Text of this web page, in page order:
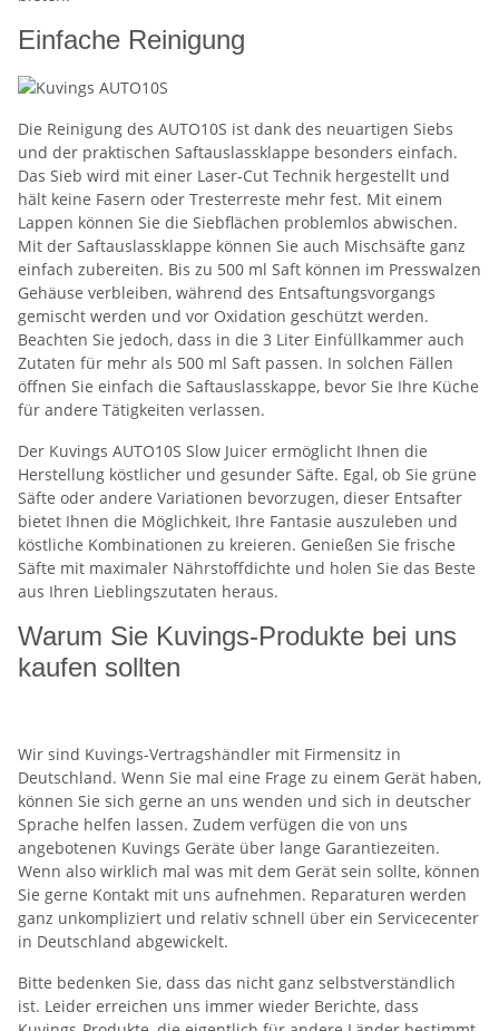
Einfache Reinigung
Die Reinigung des AUTO10S ist dank des neuartigen Siebs
und der praktischen Saftauslassklappe besonders einfach.
Das Sieb wird mit einer Laser-Cut Technik hergestellt und
hält keine Fasern oder Tresterreste mehr fest. Mit einem
Lappen können Sie die Siebflächen problemlos abwischen.
Mit der Saftauslassklappe können Sie auch Mischsäfte ganz
einfach zubereiten. Bis zu 500 ml Saft können im Presswalzen
Gehäuse verbleiben, während des Entsaftungsvorgangs
gemischt werden und vor Oxidation geschützt werden.
Beachten Sie jedoch, dass in die 3 Liter Einfüllkammer auch
Zutaten für mehr als 500 ml Saft passen. In solchen Fällen
öffnen Sie einfach die Saftauslasskappe, bevor Sie Ihre Küche
für andere Tätigkeiten verlassen.
Der Kuvings AUTO10S Slow Juicer ermöglicht Ihnen die
Herstellung köstlicher und gesunder Säfte. Egal, ob Sie grüne
Säfte oder andere Variationen bevorzugen, dieser Entsafter
bietet Ihnen die Möglichkeit, Ihre Fantasie auszuleben und
köstliche Kombinationen zu kreieren. Genießen Sie frische
Säfte mit maximaler Nährstoffdichte und holen Sie das Beste
aus Ihren Lieblingszutaten heraus.
Warum Sie Kuvings-Produkte bei uns
kaufen sollten
Wir sind Kuvings-Vertragshändler mit Firmensitz in
Deutschland. Wenn Sie mal eine Frage zu einem Gerät haben,
können Sie sich gerne an uns wenden und sich in deutscher
Sprache helfen lassen. Zudem verfügen die von uns
angebotenen Kuvings Geräte über lange Garantiezeiten.
Wenn also wirklich mal was mit dem Gerät sein sollte, können
Sie gerne Kontakt mit uns aufnehmen. Reparaturen werden
ganz unkompliziert und relativ schnell über ein Servicecenter
in Deutschland abgewickelt.
Bitte bedenken Sie, dass das nicht ganz selbstverständlich
ist. Leider erreichen uns immer wieder Berichte, dass